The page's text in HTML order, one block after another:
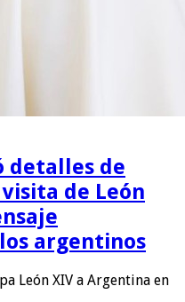
detalles de
de León
argentinos
León XIV a Argentina en